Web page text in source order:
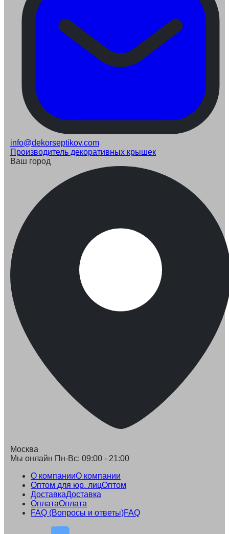
info@dekorseptikov.com
Производитель декоративных крышек
Ваш город
Москва
Мы онлайн Пн-Вс: 09:00 - 21:00
О компанииО компании
Оптом для юр. лицОптом
ДоставкаДоставка
ОплатаОплата
FAQ (Вопросы и ответы)FAQ